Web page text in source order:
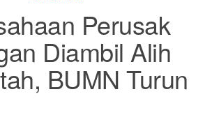
Perusak
Diambil Alih
BUMN Turun